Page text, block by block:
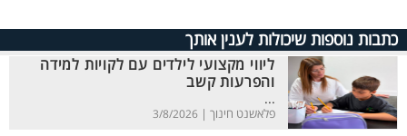
כתבות נוספות שיכולות לענין אותך
ליווי מקצועי לילדים עם לקויות למידה
והפרעות קשב
...
פלאשנט חינוך | 3/8/2026